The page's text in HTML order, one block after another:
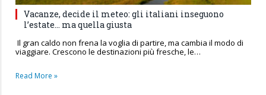
Vacanze, decide il meteo: gli italiani inseguono
l’estate… ma quella giusta
Il gran caldo non frena la voglia di partire, ma cambia il modo di
viaggiare. Crescono le destinazioni più fresche, le…
Read More »